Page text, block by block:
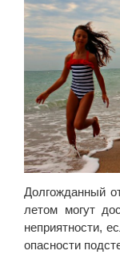
Долгожданный
летом могут
неприятности,
опасности